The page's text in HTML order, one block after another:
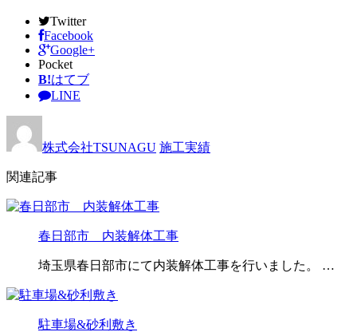
Twitter
Facebook
Google+
Pocket
B!はてブ
LINE
株式会社TSUNAGU 施工実績
関連記事
春日部市 内装解体工事
埼玉県春日部市にて内装解体工事を行いました。 …
駐車場&砂利敷き